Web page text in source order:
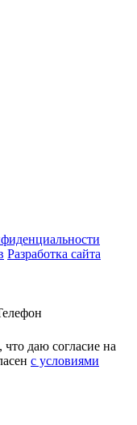
Разработка сайта
даю согласие на
с условиями